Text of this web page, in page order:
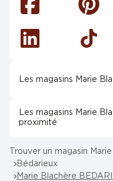
Facebook
Linkedin Tiktok
Les magasins Marie
Les magasins Marie
proximité
Trouver un magasin
Bédarieux
Marie Blachère